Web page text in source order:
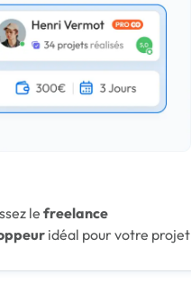
lefreelance
idéal pour votre projet